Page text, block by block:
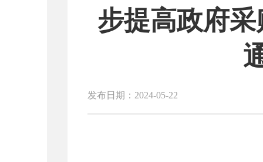
步提高政府
发布日期：2024-05-22